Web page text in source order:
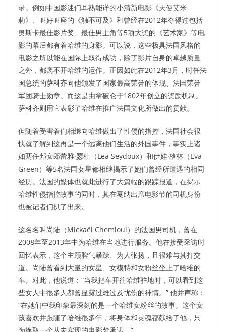
录。例如中国影迷们耳熟能详的小清新电影《天使艾米
莉》、叫好叫座的《触不可及》和曾经在2012年夺得过包括
奥斯卡最佳影片奖、最佳男主角等5项大奖的《艺术家》等电
影的幕后都有着哈维的身影。可以说，这些极具法国风格的
电影之所以能在国际上取得成功，除了影片自身的卓越质量
之外，都离不开哈维的运作。正因如此在2012年3月，时任法
国总统的萨科齐向他颁发了国家最高荣誉的体现、法国荣誉
军团骑士勋章。而这是由拿破仑于1802年创立的奖励机制。
萨科齐则用它表彰了哈维在推广法国文化所做出的贡献。
但随着受害着们相继向哈维做出了性侵的指控，法国社会很
快就了解到这再是一个远离他们生活的外国事件，事实上诸
如两任邦女郎蕾雅·瑟杜（Lea Seydoux）和伊娃·格林（Eva
Green）等5名法国女星都相继揭示了她们曾经所遭遇的相同
经历。法国的媒体也就此进行了大篇幅的跟踪报道，在揭示
哈维性侵指控故事的同时，其在戛纳出席电影节的司机身份
也被记者们扒了出来。
这名名叫尚陆（Mickaël Chemloul）的法国男司机，曾在
2008年至2013年中为哈维在当地进行服务。他在接受采访时
回忆表示，这个主顾脾气暴躁、为人张扬，且很难与其打交
道。尚陆曾看到大量的女星、女模特和女粉丝坐上了哈维的
车。对此，他说道：“当我把车开往哈维驻地时，可以看到这
些女人中很多人都曾显露过难过及忧伤的神情。” 他并声称：
“在她们中我印象最深刻的是一个哈维女粉丝的故事。这个女
孩喜欢并跟随了哈维很多年，将身体和灵魂都献给了他，只
为换取一个从未实现的电影梦承诺。”